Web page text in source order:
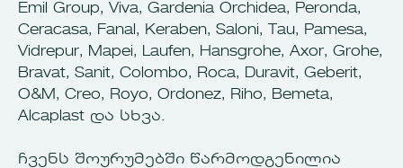
Emil Group, Viva, Gardenia Orchidea, Peronda,
Ceracasa, Fanal, Keraben, Saloni, Tau, Pamesa,
Vidrepur, Mapei, Laufen, Hansgrohe, Axor, Grohe,
Bravat, Sanit, Colombo, Roca, Duravit, Geberit,
O&M, Creo, Royo, Ordonez, Riho, Bemeta,
Alcaplast და სხვა.
ჩვენს შოურუმებში წარმოდგენილია